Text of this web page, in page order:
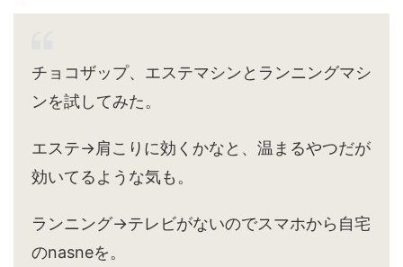
チョコザップ、エステマシンとランニングマシ
ンを試してみた。
エステ→肩こりに効くかなと、温まるやつだが
効いてるような気も。
ランニング→テレビがないのでスマホから自宅
のnasneを。